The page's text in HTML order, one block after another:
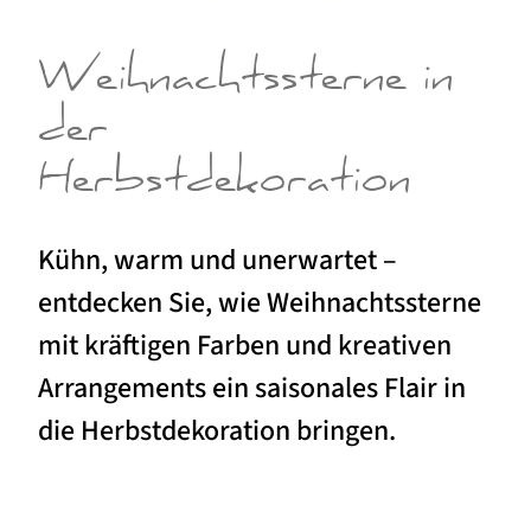
Weihnachtssterne in
der
Herbstdekoration
Kühn, warm und unerwartet –
entdecken Sie, wie Weihnachtssterne
mit kräftigen Farben und kreativen
Arrangements ein saisonales Flair in
die Herbstdekoration bringen.